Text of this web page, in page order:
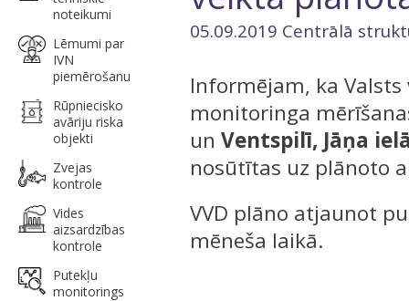
noteikumi
Lēmumi par
IVN
piemērošanu
Rūpniecisko
avāriju riska
objekti
Zvejas
kontrole
Vides
aizsardzības
kontrole
Putekļu
monitorings
05.09.2019 Centrālā
Informējam, ka Valsts
monitoringa
un Ventspilī, Jāņa
nosūtītas uz plānoto
VVD plāno atjaunot
mēneša laikā.